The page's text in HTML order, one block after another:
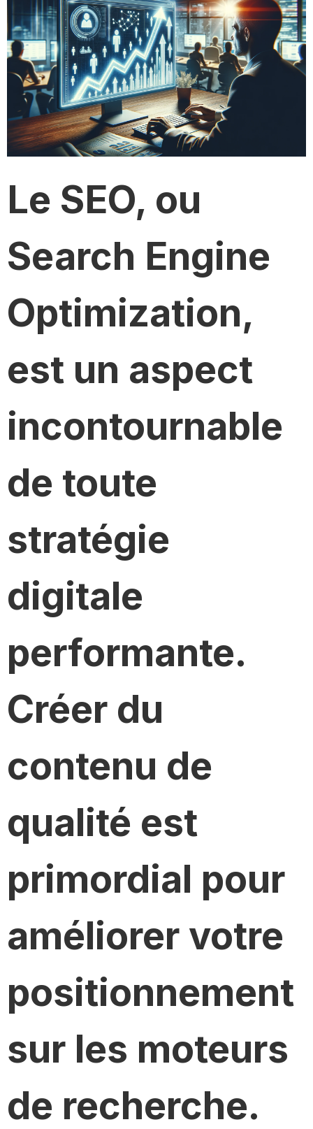
Le SEO, ou
Search Engine
Optimization,
est un aspect
incontournable
de toute
stratégie
digitale
performante.
Créer du
contenu de
qualité est
primordial pour
améliorer votre
positionnement
sur les moteurs
de recherche.